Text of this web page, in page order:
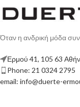
Όταν η ανδρική μόδα
Ερμού 41, 105 63
Phone: 21 0324 2795
email: info@duerte-